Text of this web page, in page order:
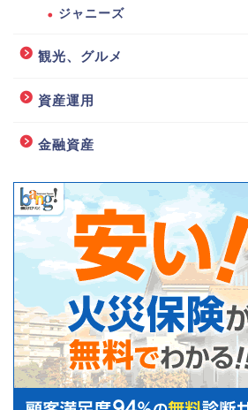
ジャニーズ
観光、グルメ
資産運用
金融資産